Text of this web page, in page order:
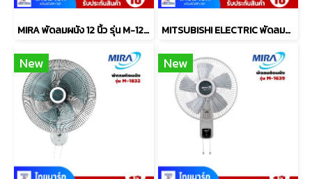
MIRA พัดลมผนัง 12 นิ้ว รุ่น M-1232 MITSUBISHI ELECTRIC พัดลมติดผนัง ขนาดใบพัด 18 นิ้ว รุ่น W18A-GC/CY
New New